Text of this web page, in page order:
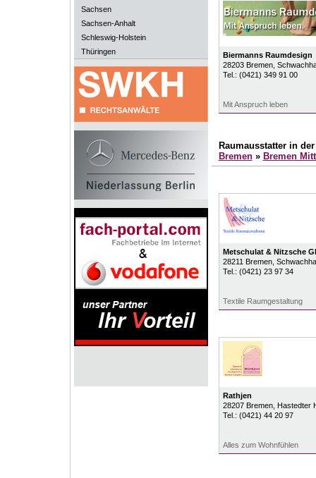
Sachsen
Sachsen-Anhalt
Schleswig-Holstein
Thüringen
Biermanns Raumdesign
28203 Bremen,
Tel.: (0421) 349 91 00
Mit Anspruch leben
Raumausstatter in
Bremen» Bremen
Metschulat & Nitzsche
28211 Bremen,
Tel.: (0421) 23 97 34
Textile Raumgestaltung
Rathjen
28207 Bremen, Hastedter
Tel.: (0421) 44 20 97
Alles zum Wohnfühlen